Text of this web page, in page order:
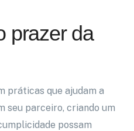
prazer da
práticas que ajudam a
seu parceiro, criando um
possam